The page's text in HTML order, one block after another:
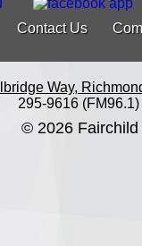
Contact Us
Way,
295-9616 (FM96.1)
© 2026 Fairchild